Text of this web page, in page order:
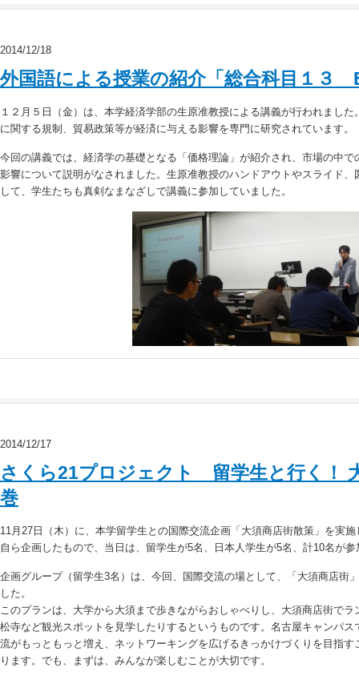
2014/12/18
外国語による授業の紹介「総合科目１３
１２月５日（金）は、本学経済学部の生原准教授による講義が行われまし
に関する規制、貿易政策等が経済に与える影響を専門に研究されています。
今回の講義では、経済学の基礎となる「価格理論」が紹介され、市場の中
影響について説明がなされました。生原准教授のハンドアウトやスライド
して、学生たちも真剣なまなざしで講義に参加していました。
2014/12/17
さくら21プロジェクト 留学生と行く！
巻
11月27日（木）に、本学留学生との国際交流企画「大須商店街散策」を実
自ら企画したもので、当日は、留学生が5名、日本人学生が5名、計10名が
企画グループ（留学生3名）は、今回、国際交流の場として、「大須商店街
した。
このプランは、大学から大須まで歩きながらおしゃべりし、大須商店街で
松寺など観光スポットを見学したりするというものです。名古屋キャンパ
流がもっともっと増え、ネットワーキングを広げるきっかけづくりを目指
ります。でも、まずは、みんなが楽しむことが大切です。